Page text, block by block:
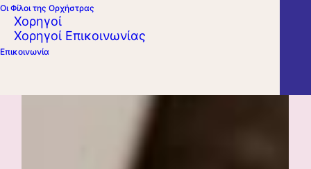
Οι Φίλοι της Ορχήστρας
Χορηγοί
Χορηγοί Επικοινωνίας
Επικοινωνία